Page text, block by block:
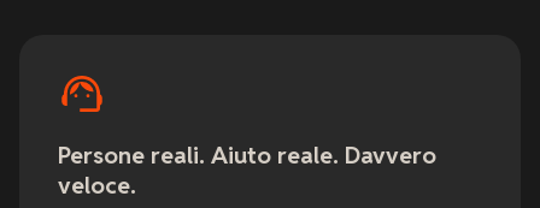
Persone reali. Aiuto reale. Davvero
veloce.